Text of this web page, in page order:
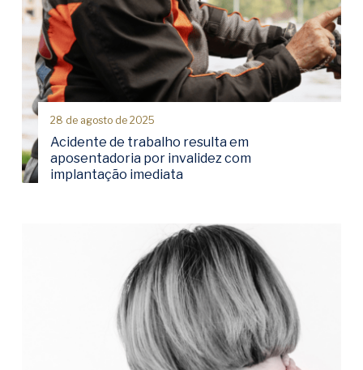
28 de agosto de 2025
Acidente de trabalho resulta em
aposentadoria por invalidez com
implantação imediata